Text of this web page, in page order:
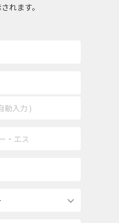
れます。